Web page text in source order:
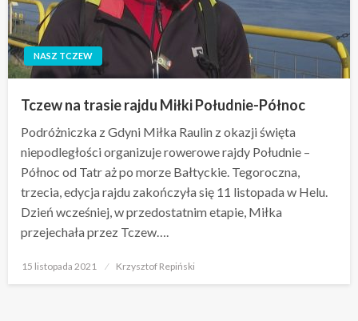
NASZ TCZEW
Tczew na trasie rajdu Miłki Południe-Północ
Podróżniczka z Gdyni Miłka Raulin z okazji święta
niepodległości organizuje rowerowe rajdy Południe –
Północ od Tatr aż po morze Bałtyckie. Tegoroczna,
trzecia, edycja rajdu zakończyła się 11 listopada w Helu.
Dzień wcześniej, w przedostatnim etapie, Miłka
przejechała przez Tczew….
Opublikowane
15 listopada 2021 Krzysztof Repiński